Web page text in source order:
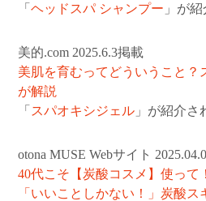
「ヘッドスパ シャンプー 」が
美的.com 2025.6.3掲載
美肌を育むってどういうこと？
が解説
「 スパオキシジェル 」が紹介さ
otona MUSE Webサイト
40代こそ【炭酸コスメ】使って
「いいことしかない！」炭酸ス